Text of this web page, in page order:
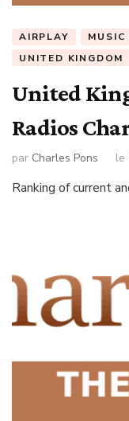
AIRPLAY MUSIC
UNITED KINGDOM
United
Radios
par Charles Pons le
Ranking of current